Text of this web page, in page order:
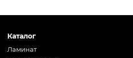
Каталог
Ламинат